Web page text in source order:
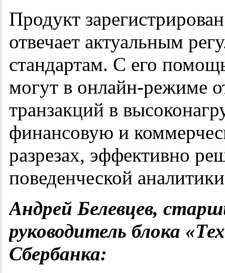
Продукт
отвечает актуальным
стандартам. С его
могут в онлайн-режиме
транзакций в
финансовую и
разрезах, эффективно
поведенческой
Андрей Белевцев,
руководитель блока
Сбербанка: